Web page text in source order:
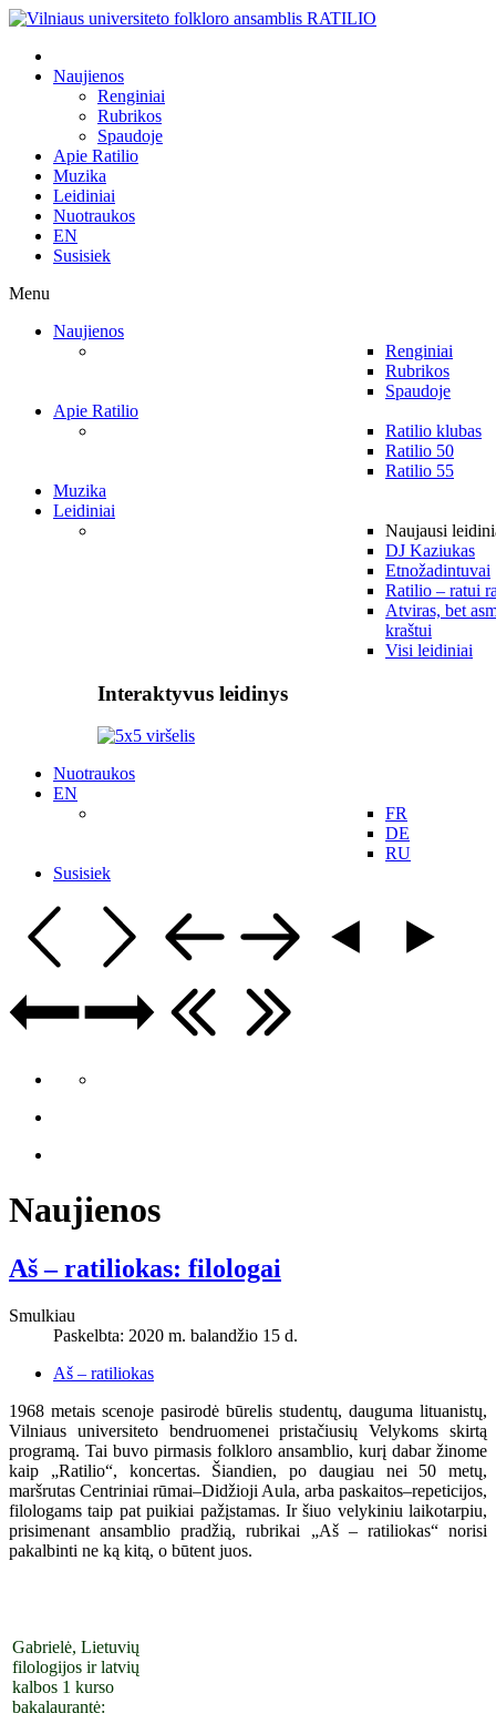
Naujienos
Renginiai
Rubrikos
Spaudoje
Apie Ratilio
Muzika
Leidiniai
Nuotraukos
EN
Susisiek
Menu
Naujienos
Renginiai
Rubrikos
Spaudoje
Apie Ratilio
Ratilio klubas
Ratilio 50
Ratilio 55
Muzika
Leidiniai
Naujausi
DJ Kaziukas
Etnožadintuvai
Ratilio – ratui
Atviras, bet
kraštui
Visi leidiniai
Interaktyvus leidinys
Nuotraukos
EN
FR
DE
RU
Susisiek
Naujienos
Aš – ratiliokas: filologai
Smulkiau
Paskelbta: 2020 m. balandžio 15 d.
Aš – ratiliokas
1968 metais scenoje pasirodė būrelis studentų, dauguma lituanistų,
Vilniaus universiteto bendruomenei pristačiusių Velykoms skirtą
programą. Tai buvo pirmasis folkloro ansamblio, kurį dabar žinome
kaip „Ratilio“, koncertas. Šiandien, po daugiau nei 50 metų,
maršrutas Centriniai rūmai–Didžioji Aula, arba paskaitos–repeticijos,
filologams taip pat puikiai pažįstamas. Ir šiuo velykiniu laikotarpiu,
prisimenant ansamblio pradžią, rubrikai „Aš – ratiliokas“ norisi
pakalbinti ne ką kitą, o būtent juos.
Gabrielė, Lietuvių
filologijos ir latvių
kalbos 1 kurso
bakalaurantė: